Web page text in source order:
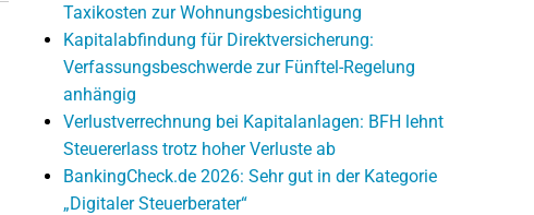
Taxikosten zur Wohnungsbesichtigung
Kapitalabfindung für Direktversicherung:
Verfassungsbeschwerde zur Fünftel-Regelung
anhängig
Verlustverrechnung bei Kapitalanlagen: BFH lehnt
Steuererlass trotz hoher Verluste ab
BankingCheck.de 2026: Sehr gut in der Kategorie
„Digitaler Steuerberater“